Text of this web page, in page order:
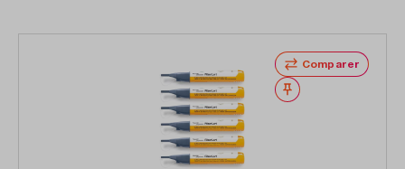
Comparer
Noter